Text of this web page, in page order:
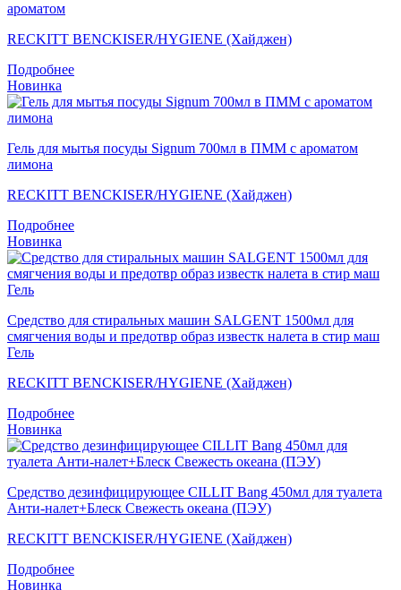
ароматом
RECKITT BENCKISER/HYGIENE (Хайджен)
Подробнее
Новинка
Гель для мытья посуды Signum 700мл в ПММ с ароматом
лимона
RECKITT BENCKISER/HYGIENE (Хайджен)
Подробнее
Новинка
Средство для стиральных машин SALGENT 1500мл для
смягчения воды и предотвр образ известк налета в стир маш
Гель
RECKITT BENCKISER/HYGIENE (Хайджен)
Подробнее
Новинка
Средство дезинфицирующее CILLIT Bang 450мл для туалета
Анти-налет+Блеск Свежесть океана (ПЭУ)
RECKITT BENCKISER/HYGIENE (Хайджен)
Подробнее
Новинка